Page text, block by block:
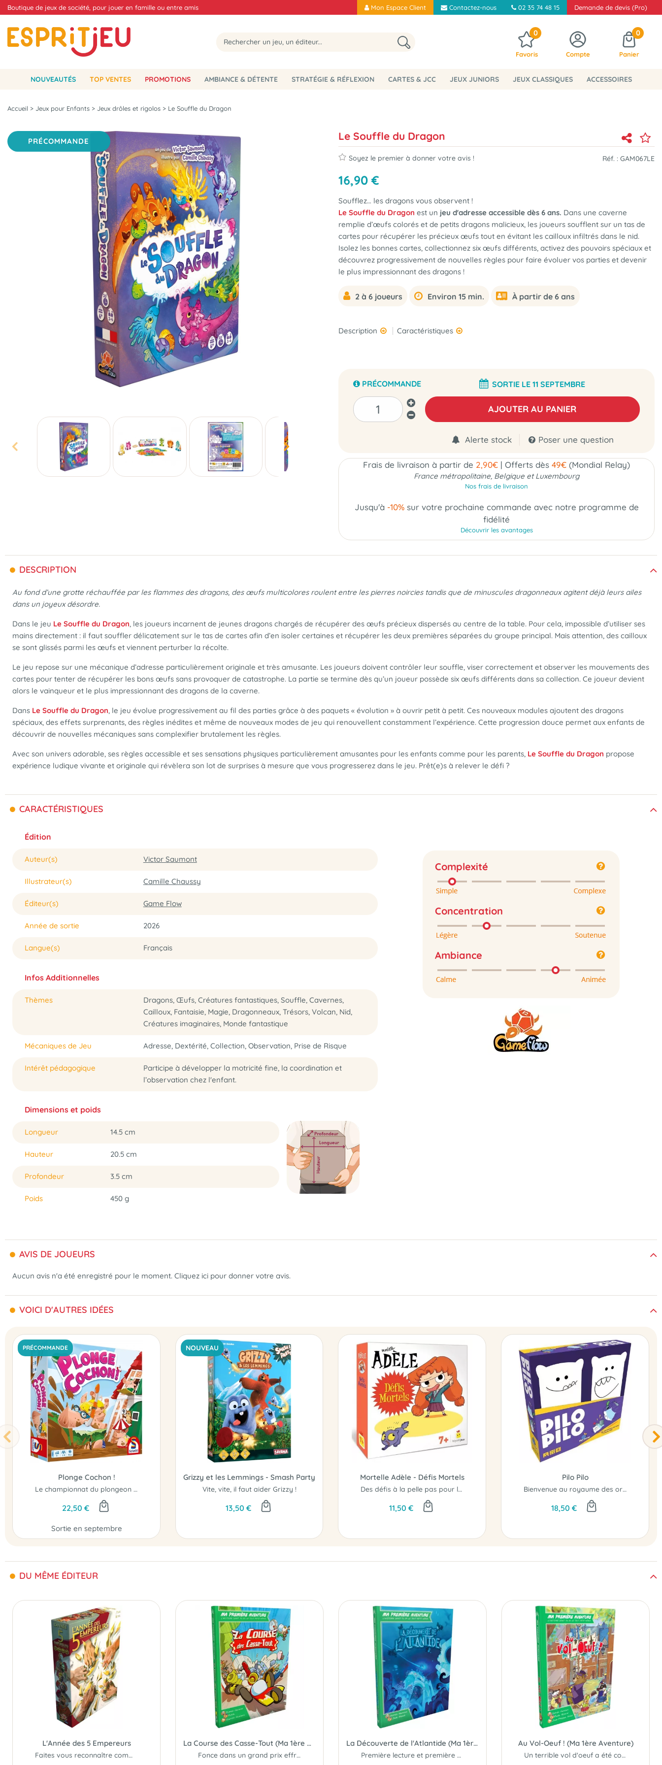
Boutique de jeux de société, pour jouer en famille ou entre amis Mon Espace Client Contactez-nous 02 35 74 48 15 Demande de devis (Pro)
0
Favoris Compte
0
Panier
NOUVEAUTÉS TOP VENTES PROMOTIONS AMBIANCE & DÉTENTE STRATÉGIE & RÉFLEXION CARTES & JCC JEUX JUNIORS JEUX CLASSIQUES ACCESSOIRES
Accueil > Jeux pour Enfants > Jeux drôles et rigolos > Le Souffle du Dragon
PRÉCOMMANDE Le Souffle du Dragon
Soyez le premier à donner votre avis ! Réf. : GAM067LE
16,90 €
Soufflez… les dragons vous observent !
Le Souffle du Dragon est un jeu d'adresse accessible dès 6 ans. Dans une caverne
remplie d’œufs colorés et de petits dragons malicieux, les joueurs soufflent sur un tas de
cartes pour récupérer les précieux œufs tout en évitant les cailloux infiltrés dans le nid.
Isolez les bonnes cartes, collectionnez six œufs différents, activez des pouvoirs spéciaux et
découvrez progressivement de nouvelles règles pour faire évoluer vos parties et devenir
le plus impressionnant des dragons !
2 à 6 joueurs Environ 15 min. À partir de 6 ans
Description Caractéristiques
PRÉCOMMANDE SORTIE LE 11 SEPTEMBRE
AJOUTER AU PANIER
Alerte stock Poser une question
Frais de livraison à partir de 2,90€ | Offerts dès 49€ (Mondial Relay)
France métropolitaine, Belgique et Luxembourg
Nos frais de livraison
Jusqu'à -10%sur votre prochaine commande avec notre programme de
fidélité
Découvrir les avantages
DESCRIPTION
Au fond d’une grotte réchauffée par les flammes des dragons, des œufs multicolores roulent entre les pierres noircies tandis que de minuscules dragonneaux agitent déjà leurs ailes
dans un joyeux désordre.
Dans le jeu Le Souffle du Dragon, les joueurs incarnent de jeunes dragons chargés de récupérer des œufs précieux dispersés au centre de la table. Pour cela, impossible d’utiliser ses
mains directement : il faut souffler délicatement sur le tas de cartes afin d’en isoler certaines et récupérer les deux premières séparées du groupe principal. Mais attention, des cailloux
se sont glissés parmi les œufs et viennent perturber la récolte.
Le jeu repose sur une mécanique d’adresse particulièrement originale et très amusante. Les joueurs doivent contrôler leur souffle, viser correctement et observer les mouvements des
cartes pour tenter de récupérer les bons œufs sans provoquer de catastrophe. La partie se termine dès qu’un joueur possède six œufs différents dans sa collection. Ce joueur devient
alors le vainqueur et le plus impressionnant des dragons de la caverne.
Dans Le Souffle du Dragon, le jeu évolue progressivement au fil des parties grâce à des paquets « évolution » à ouvrir petit à petit. Ces nouveaux modules ajoutent des dragons
spéciaux, des effets surprenants, des règles inédites et même de nouveaux modes de jeu qui renouvellent constamment l’expérience. Cette progression douce permet aux enfants de
découvrir de nouvelles mécaniques sans complexifier brutalement les règles.
Avec son univers adorable, ses règles accessible et ses sensations physiques particulièrement amusantes pour les enfants comme pour les parents, Le Souffle du Dragon propose
expérience ludique vivante et originale qui révèlera son lot de surprises à mesure que vous progresserez dans le jeu. Prêt(e)s à relever le défi ?
CARACTÉRISTIQUES
Édition
Auteur(s) Victor Saumont
Illustrateur(s) Camille Chaussy
Éditeur(s) Game Flow
Année de sortie 2026
Langue(s) Français
Infos Additionnelles
Thèmes
Dragons, Œufs, Créatures fantastiques, Souffle, Cavernes,
Cailloux, Fantaisie, Magie, Dragonneaux, Trésors, Volcan, Nid,
Créatures imaginaires, Monde fantastique
Mécaniques de Jeu Adresse, Dextérité, Collection, Observation, Prise de Risque
Intérêt pédagogique
Participe à développer la motricité fine, la coordination et
l’observation chez l'enfant.
Dimensions et poids
Longueur 14.5 cm
Hauteur 20.5 cm
Profondeur 3.5 cm
Poids 450 g
Complexité
Concentration
Ambiance
AVIS DE JOUEURS
Aucun avis n'a été enregistré pour le moment. Cliquez ici pour donner votre avis.
VOICI D'AUTRES IDÉES
PRÉCOMMANDE
Plonge Cochon !
Le championnat du plongeon boueux !
22,50 €
Sortie en septembre
NOUVEAU
Grizzy et les Lemmings - Smash Party
Vite, vite, il faut aider Grizzy !
13,50 €
Mortelle Adèle - Défis Mortels
Des défis à la pelle pas pour les moches !
11,50 €
Pilo Pilo
Bienvenue au royaume des oreillers volants !
18,50 €
DU MÊME ÉDITEUR
L'Année des 5 Empereurs
Faites vous reconnaître comme le seul et légitime Empereur de Rome...
La Course des Casse-Tout (Ma 1ère Aventure)
Fonce dans un grand prix effréné !
La Découverte de l'Atlantide (Ma 1ère Aventure)
Première lecture et première expérience ludique dès 4 ans...
Au Vol-Oeuf ! (Ma 1ère Aventure)
Un terrible vol d'oeuf a été commis..!